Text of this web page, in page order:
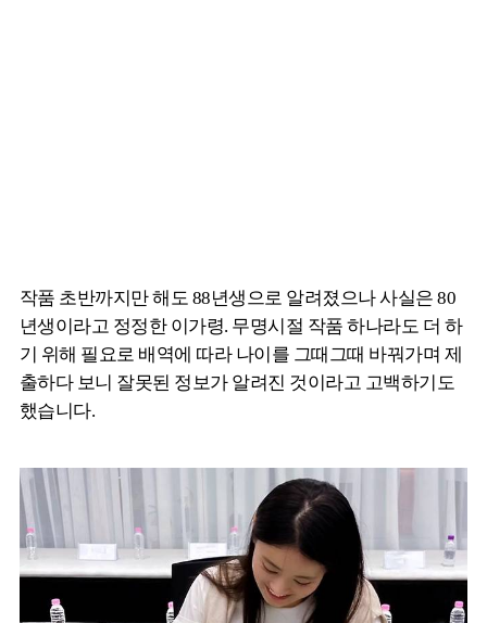
작품 초반까지만 해도 88년생으로 알려졌으나 사실은 80
년생이라고 정정한 이가령. 무명시절 작품 하나라도 더 하
기 위해 필요로 배역에 따라 나이를 그때그때 바꿔가며 제
출하다 보니 잘못된 정보가 알려진 것이라고 고백하기도
했습니다.